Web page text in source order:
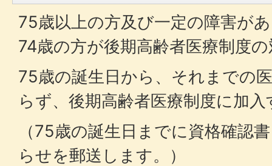
75歳以上の方及び一定の障害が
74歳の方が後期高齢者医療制度
75歳の誕生日から、それまでの
らず、後期高齢者医療制度に加
（75歳の誕生日までに資格確認
らせを郵送します。）